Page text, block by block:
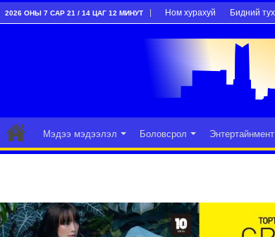
2026 ОНЫ 7 САР 21 / 14 ЦАГ 12 МИНУТ Ном хурахуй Бидний
Мэдээ мэдээлэл Боловсрол Энтертайнмент